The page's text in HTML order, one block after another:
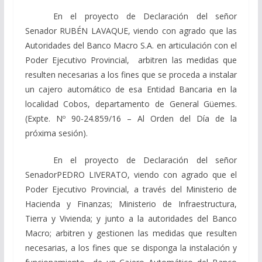
En el proyecto de Declaración del señor
Senador RUBÉN LAVAQUE, viendo con agrado que las
Autoridades del Banco Macro S.A. en articulación con el
Poder Ejecutivo Provincial, arbitren las medidas que
resulten necesarias a los fines que se proceda a instalar
un cajero automático de esa Entidad Bancaria en la
localidad Cobos, departamento de General Güemes.
(Expte. Nº 90-24.859/16 – Al Orden del Día de la
próxima sesión).
En el proyecto de Declaración del señor
SenadorPEDRO LIVERATO, viendo con agrado que el
Poder Ejecutivo Provincial, a través del Ministerio de
Hacienda y Finanzas; Ministerio de Infraestructura,
Tierra y Vivienda; y junto a la autoridades del Banco
Macro; arbitren y gestionen las medidas que resulten
necesarias, a los fines que se disponga la instalación y